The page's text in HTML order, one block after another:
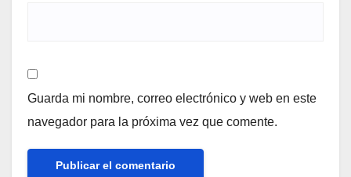
Guarda mi nombre, correo electrónico y web en este
navegador para la próxima vez que comente.